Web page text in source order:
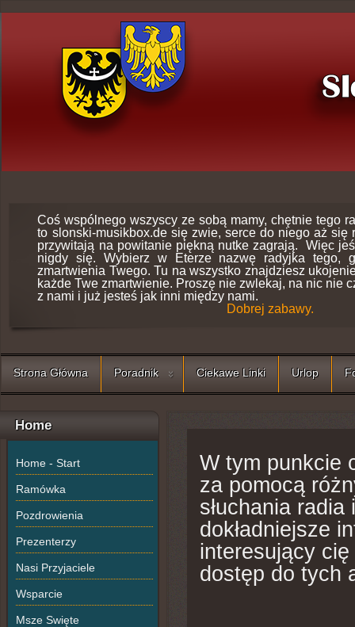
Coś wspólnego wszyscy ze sobą mamy, chętnie tego
to slonski-musikbox.de się zwie, serce do niego aż się
przywitają na powitanie piękną nutke zagrają. Więc
nigdy się. Wybierz w Eterze nazwę radyjka tego,
zmartwienia Twego. Tu na wszystko znajdziesz
każde Twe zmartwienie. Proszę nie zwlekaj, na nic nie
z nami i już jesteś jak inni między nami.
Dobrej zabawy.
Strona Główna Poradnik Ciekawe Linki Urlop
Home
Home - Start
Ramówka
Pozdrowienia
Prezenterzy
Nasi Przyjaciele
Wsparcie
Msze Swięte
W tym punkcie
za pomocą
słuchania
dokładniejsze
interesujący cię
dostęp do tych